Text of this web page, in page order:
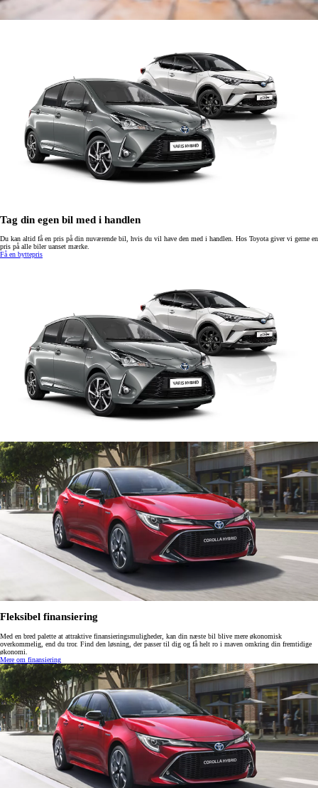
Tag din egen bil med i handlen
Du kan altid få en pris på din nuværende bil, hvis du vil have den med i handlen. Hos Toyota giver vi gerne en
pris på alle biler uanset mærke.
Få en byttepris
Fleksibel finansiering
Med en bred palette at attraktive finansieringsmuligheder, kan din næste bil blive mere økonomisk
overkommelig, end du tror. Find den løsning, der passer til dig og få helt ro i maven omkring din fremtidige
økonomi.
Mere om finansiering